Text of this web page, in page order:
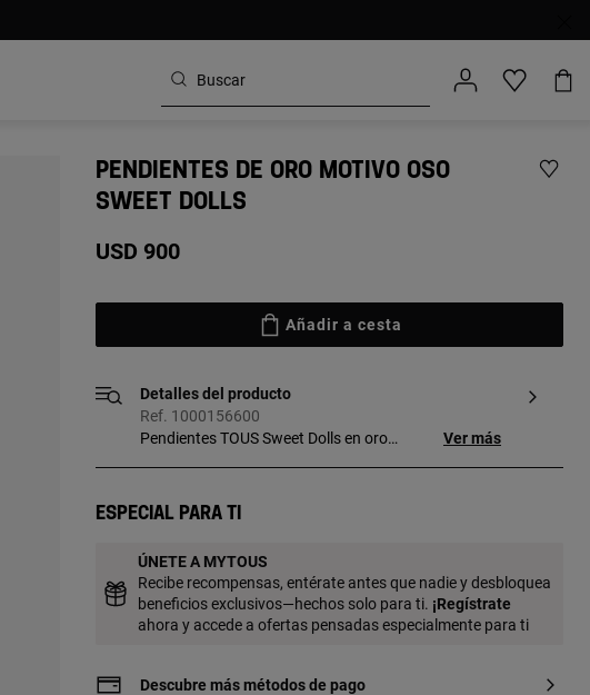
PENDIENTES DE ORO MOTIVO OSO
SWEET DOLLS
USD 900
Añadir a cesta
Detalles del producto
Ref. 1000156600
Pendientes TOUS Sweet Dolls en oro
Ver más
Especial para ti
ÚNETE A MYTOUS
Recibe recompensas, entérate antes que nadie y desbloquea
beneficios exclusivos—hechos solo para ti. ¡Regístrate
ahora y accede a ofertas pensadas especialmente para ti
Descubre más métodos de pago